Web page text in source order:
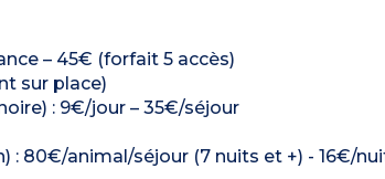
– 45€ (forfait 5 accès)
sur place)
: 9€/jour – 35€/séjour
: 80€/animal/séjour (7 nuits et +) - 16€/